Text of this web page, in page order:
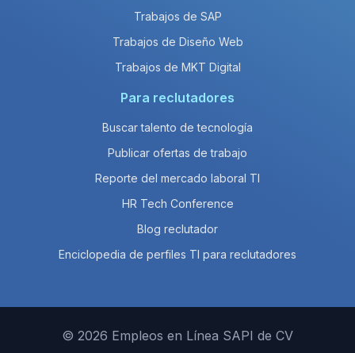
Trabajos de SAP
Trabajos de Diseño Web
Trabajos de MKT Digital
Para reclutadores
Buscar talento de tecnología
Publicar ofertas de trabajo
Reporte del mercado laboral TI
HR Tech Conference
Blog reclutador
Enciclopedia de perfiles TI para reclutadores
© 2026 Empleos en Línea SAPI de CV